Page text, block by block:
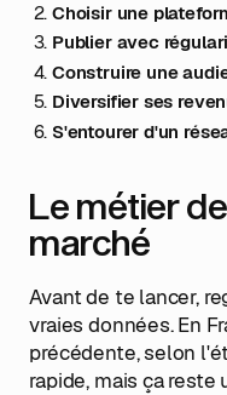
Choisir une
Publier avec
Construire une
Diversifier ses
S'entourer d'un
Le métier
marché
Avant de te lancer,
vraies données. En
précédente, selon
rapide, mais ça